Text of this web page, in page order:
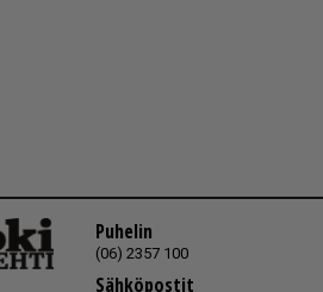
Puhelin
(06) 2357 100
Sähköpostit